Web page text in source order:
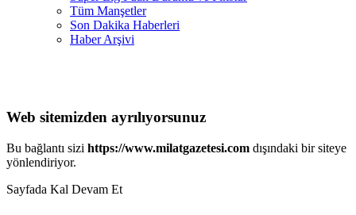
Tüm Manşetler
Son Dakika Haberleri
Haber Arşivi
Web sitemizden ayrılıyorsunuz
Bu bağlantı sizi https://www.milatgazetesi.com dışındaki bir siteye
yönlendiriyor.
Sayfada Kal Devam Et